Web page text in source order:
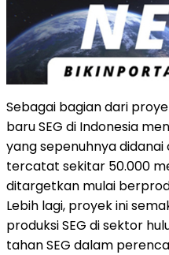
Sebagai bagian dari
baru SEG di Indonesia
yang sepenuhnya didanai
tercatat sekitar 50.000
ditargetkan mulai
Lebih lagi, proyek ini
produksi SEG di sektor
tahan SEG dalam